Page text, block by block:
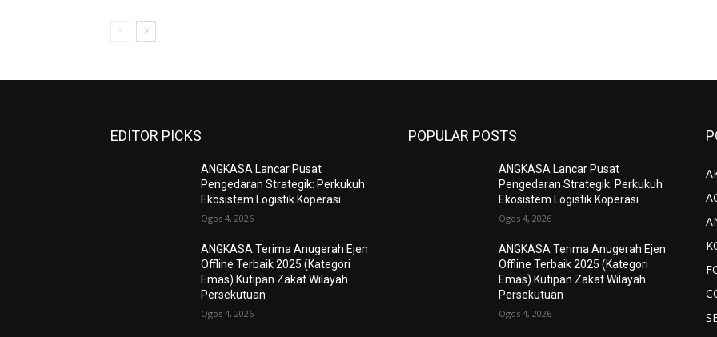
EDITOR PICKS
ANGKASA Lancar Pusat
Pengedaran Strategik: Perkukuh
Ekosistem Logistik Koperasi
Ogos 4, 2026
ANGKASA Terima Anugerah Ejen
Offline Terbaik 2025 (Kategori
Emas) Kutipan Zakat Wilayah
Persekutuan
Ogos 4, 2026
POPULAR POSTS
ANGKASA Lancar Pusat
Pengedaran Strategik: Perkukuh
Ekosistem Logistik Koperasi
Ogos 4, 2026
ANGKASA Terima Anugerah Ejen
Offline Terbaik 2025 (Kategori
Emas) Kutipan Zakat Wilayah
Persekutuan
Ogos 4, 2026